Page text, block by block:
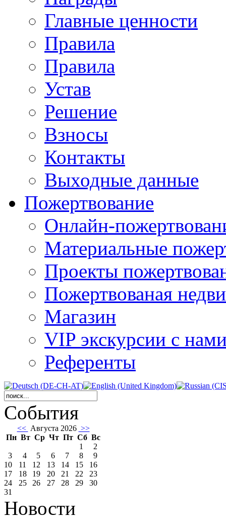
Главные ценности
Правила
Правила
Устав
Решение
Взносы
Контакты
Выходные данные
Пожертвование
Онлайн-
Материальные
Проекты
Пожертвованая
Магазин
VIP экскурсии с
Референты
События
<< Августа 2026 >>
Пн Вт Ср Чт Пт Сб Вс
1
2
3
4 5 6 7 8
9
10
11 12 13 14 15
16
17
18 19 20 21 22
23
24
25 26 27 28 29
30
31
Новости